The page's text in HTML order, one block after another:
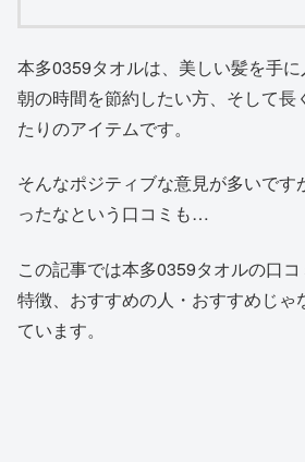
本多0359タオルは、美しい髪を手
朝の時間を節約したい方、そして長
たりのアイテムです。
そんなポジティブな意見が多いです
ったなという口コミも…
この記事では本多0359タオルの口
特徴、おすすめの人・おすすめじゃ
ています。